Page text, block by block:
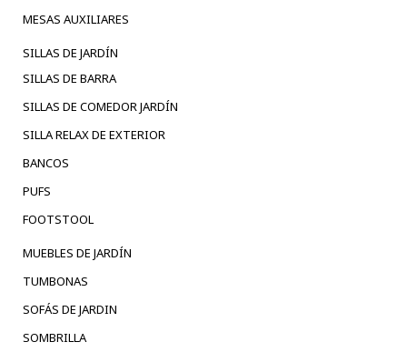
MESAS AUXILIARES
SILLAS DE JARDÍN
SILLAS DE BARRA
SILLAS DE COMEDOR JARDÍN
SILLA RELAX DE EXTERIOR
BANCOS
PUFS
FOOTSTOOL
MUEBLES DE JARDÍN
TUMBONAS
SOFÁS DE JARDIN
SOMBRILLA